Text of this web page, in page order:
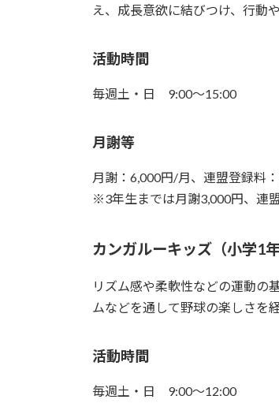
え、成長意欲に結びつけ、行動
活動時間
毎週土・日 9:00〜15:00
月謝等
月謝：6,000円/月、連盟登録料
※3年生までは月謝3,000円、連
カンガルーキッズ（小学1
リズム感や柔軟性などの運動の
ムなどを通して野球の楽しさを
活動時間
毎週土・日 9:00〜12:00